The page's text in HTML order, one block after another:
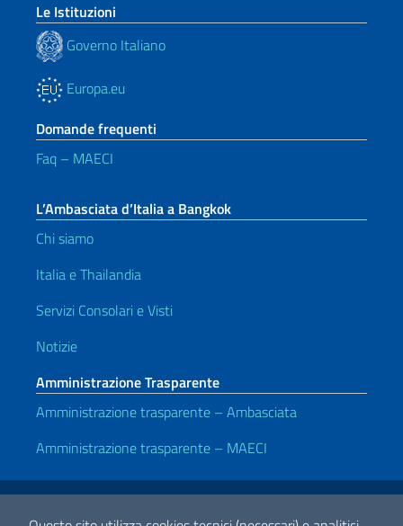
Le Istituzioni
Governo Italiano
Europa.eu
Domande frequenti
Faq – MAECI
L’Ambasciata d’Italia a Bangkok
Chi siamo
Italia e Thailandia
Servizi Consolari e Visti
Notizie
Amministrazione Trasparente
Amministrazione trasparente – Ambasciata
Amministrazione trasparente – MAECI
Link Utili